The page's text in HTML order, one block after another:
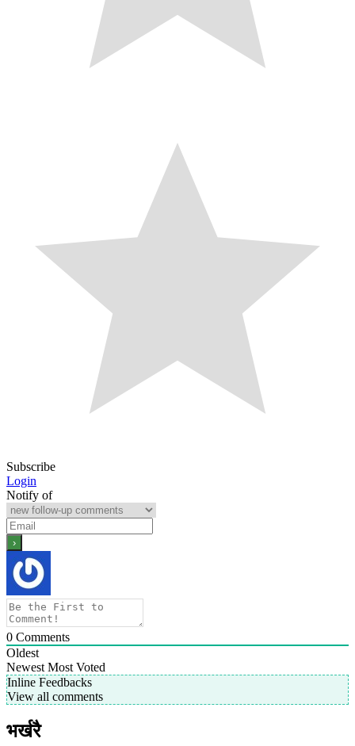
Subscribe
Login
Notify of
0 Comments
Oldest
Newest Most Voted
Inline Feedbacks
View all comments
भर्खरै